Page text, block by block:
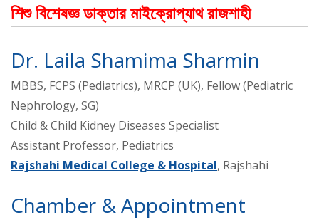
শিশু বিশেষজ্ঞ ডাক্তার মাইক্রোপ্যাথ রাজশাহী
Dr. Laila Shamima Sharmin
MBBS, FCPS (Pediatrics), MRCP (UK), Fellow (Pediatric
Nephrology, SG)
Child & Child Kidney Diseases Specialist
Assistant Professor, Pediatrics
Rajshahi Medical College & Hospital, Rajshahi
Chamber & Appointment